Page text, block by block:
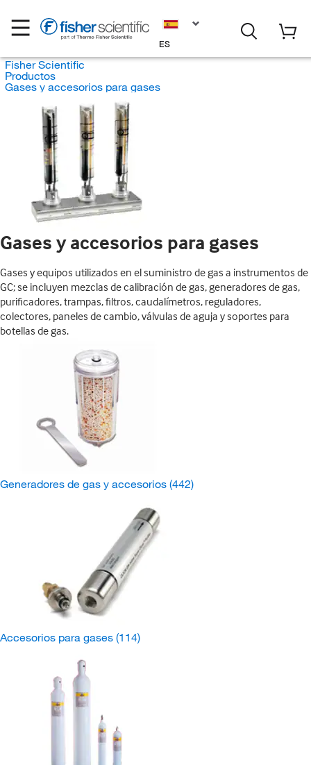
ES
Fisher Scientific
Productos
Gases y accesorios para gases
Gases y accesorios para gases
Gases y equipos utilizados en el suministro de gas a instrumentos de
GC; se incluyen mezclas de calibración de gas, generadores de gas,
purificadores, trampas, filtros, caudalímetros, reguladores,
colectores, paneles de cambio, válvulas de aguja y soportes para
botellas de gas.
Generadores de gas y accesorios (442)
Accesorios para gases (114)